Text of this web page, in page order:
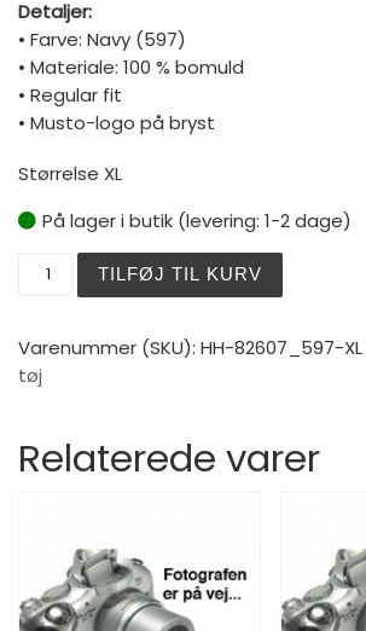
Detaljer:
• Farve: Navy (597)
• Materiale: 100 % bomuld
• Regular fit
• Musto-logo på bryst
Størrelse XL
På lager i butik (levering: 1-2 dage)
TILFØJ TIL KURV
Varenummer (SKU): HH-82607_597-XL
tøj
Relaterede varer